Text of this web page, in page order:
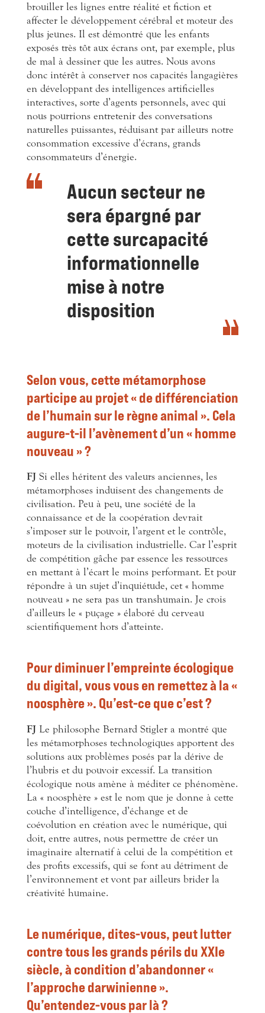
brouiller les lignes entre réalité et fiction et
affecter le développement cérébral et moteur des
plus jeunes. Il est démontré que les enfants
exposés très tôt aux écrans ont, par exemple, plus
de mal à dessiner que les autres. Nous avons
donc intérêt à conserver nos capacités langagières
en développant des intelligences artificielles
interactives, sorte d’agents personnels, avec qui
nous pourrions entretenir des conversations
naturelles puissantes, réduisant par ailleurs notre
consommation excessive d’écrans, grands
consommateurs d’énergie.
Aucun secteur ne
sera épargné par
cette surcapacité
informationnelle
mise à notre
disposition
Selon vous, cette métamorphose
participe au projet « de différenciation
de l’humain sur le règne animal ». Cela
augure-t-il l’avènement d’un « homme
nouveau » ?
FJ Si elles héritent des valeurs anciennes, les
métamorphoses induisent des changements de
civilisation. Peu à peu, une société de la
connaissance et de la coopération devrait
s’imposer sur le pouvoir, l’argent et le contrôle,
moteurs de la civilisation industrielle. Car l’esprit
de compétition gâche par essence les ressources
en mettant à l’écart le moins performant. Et pour
répondre à un sujet d’inquiétude, cet « homme
nouveau » ne sera pas un transhumain. Je crois
d’ailleurs le « puçage » élaboré du cerveau
scientifiquement hors d’atteinte.
Pour diminuer l’empreinte écologique
du digital, vous vous en remettez à la «
noosphère ». Qu’est-ce que c’est ?
FJ Le philosophe Bernard Stigler a montré que
les métamorphoses technologiques apportent des
solutions aux problèmes posés par la dérive de
l’hubris et du pouvoir excessif. La transition
écologique nous amène à méditer ce phénomène.
La « noosphère » est le nom que je donne à cette
couche d’intelligence, d’échange et de
coévolution en création avec le numérique, qui
doit, entre autres, nous permettre de créer un
imaginaire alternatif à celui de la compétition et
des profits excessifs, qui se font au détriment de
l’environnement et vont par ailleurs brider la
créativité humaine.
Le numérique, dites-vous, peut lutter
contre tous les grands périls du XXIe
siècle, à condition d’abandonner «
l’approche darwinienne ».
Qu’entendez-vous par là ?